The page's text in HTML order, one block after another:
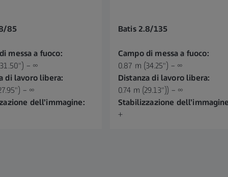
85
messa a fuoco:
– ∞
di lavoro libera:
– ∞
dell’immagine:
Batis 2.8/135
Campo di messa a fuoco:
0.87 m (34.25") – ∞
Distanza di lavoro libera:
0.74 m (29.13")) – ∞
Stabilizzazione
+